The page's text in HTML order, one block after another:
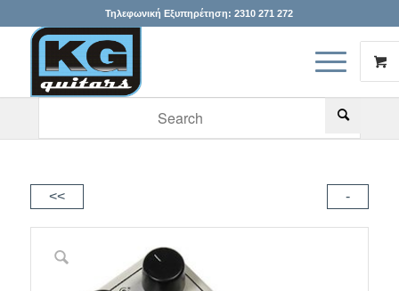
Τηλεφωνική Εξυπηρέτηση:2310 271 272
<< -